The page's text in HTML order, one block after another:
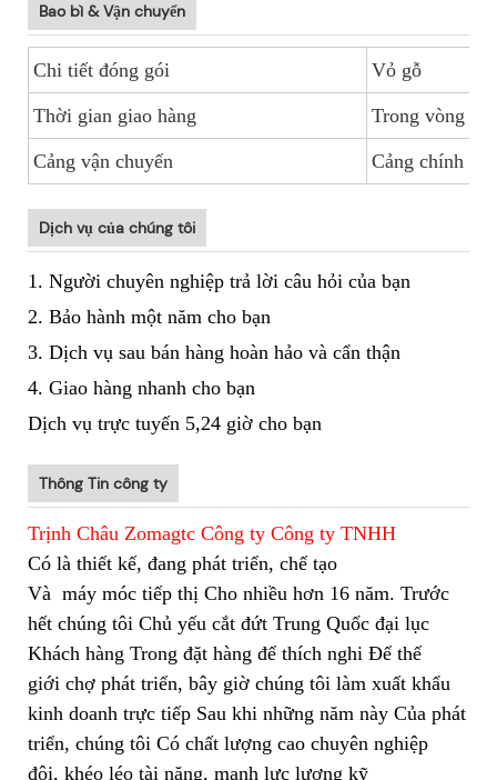
Bao bì & Vận chuyển
Chi tiết đóng gói Vỏ gỗ
Thời gian giao hàng Trong vòng
Cảng vận chuyển Cảng chính
Dịch vụ của chúng tôi
1. Người chuyên nghiệp trả lời câu hỏi của bạn
2. Bảo hành một năm cho bạn
3. Dịch vụ sau bán hàng hoàn hảo và cẩn thận
4. Giao hàng nhanh cho bạn
Dịch vụ trực tuyến 5,24 giờ cho bạn
Thông Tin công ty
Trịnh Châu Zomagtc Công ty Công ty TNHH
Có là thiết kế, đang phát triển, chế tạo
Và máy móc tiếp thị Cho nhiều hơn 16 năm. Trước
hết chúng tôi Chủ yếu cắt đứt Trung Quốc đại lục
Khách hàng Trong đặt hàng để thích nghi Để thế
giới chợ phát triển, bây giờ chúng tôi làm xuất khẩu
kinh doanh trực tiếp Sau khi những năm này Của phát
triển, chúng tôi Có chất lượng cao chuyên nghiệp
đội, khéo léo tài năng, mạnh lực lượng kỹ